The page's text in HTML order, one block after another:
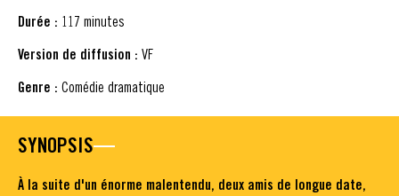
Durée : 117 minutes
Version de diffusion : VF
Genre : Comédie dramatique
SYNOPSIS
À la suite d'un énorme malentendu, deux amis de longue date,